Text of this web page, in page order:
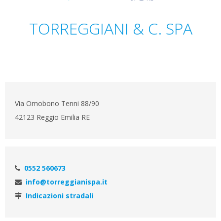
TORREGGIANI & C. SPA
Via Omobono Tenni 88/90
42123 Reggio Emilia RE
0552 560673
info@torreggianispa.it
Indicazioni stradali